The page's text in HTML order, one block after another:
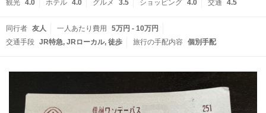
観光 4.0 ホテル 4.0 グルメ 3.5 ショッピング 4.0 交通 4.5
同行者 友人 一人あたり費用
5万円 - 10万円
交通手段 JR特急 JRローカル 徒歩 旅行の手配内容 個別手配